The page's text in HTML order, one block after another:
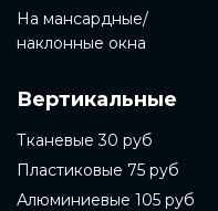
На мансардные/
наклонные окна
Вертикальные
Тканевые 30 руб
Пластиковые 75 руб
Алюминиевые 105 руб